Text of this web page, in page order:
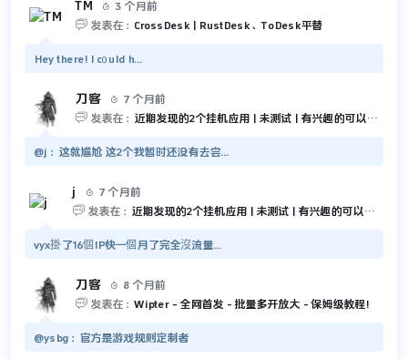
TM 
3 个月前
 发表在： CrossDesk | RustDesk、ToDesk平替
Hey there! I c᧐uld h...
刀客 
7 个月前
 发表在： 近期发现的2个挂机应用 | 未测试 | 有兴趣的可以尝试一下
@j：这就尴尬 这2个我暂时还没有去尝...
j 
7 个月前
 发表在： 近期发现的2个挂机应用 | 未测试 | 有兴趣的可以尝试一下
vyx掛了16個IP快一個月了完全沒流量...
刀客 
8 个月前
 发表在： Wipter - 全网首发 - 批量多开放大 - 保姆级教程!
@ysbg：官方是游戏规则定制者